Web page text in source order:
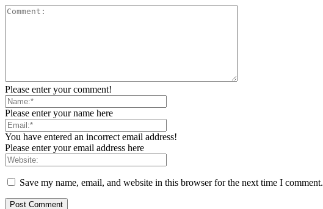
Please enter your comment!
Please enter your name here
You have entered an incorrect email address!
Please enter your email address here
Save my name, email, and website in this browser for the next time I comment.